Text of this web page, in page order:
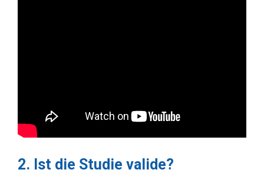
2. Ist die Studie valide?